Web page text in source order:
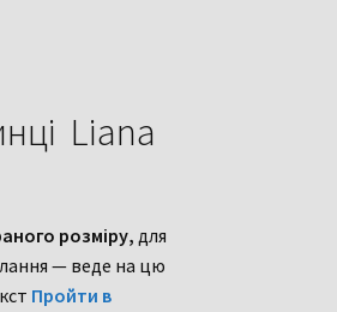
Liana
розміру,для
— веде на цю
Пройти в